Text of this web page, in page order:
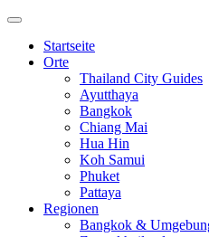
Startseite
Orte
Thailand City Guides
Ayutthaya
Bangkok
Chiang Mai
Hua Hin
Koh Samui
Phuket
Pattaya
Regionen
Bangkok &